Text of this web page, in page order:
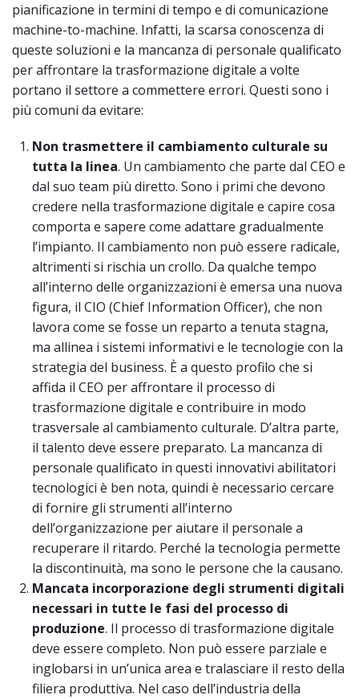
pianificazione in termini di tempo e di comunicazione
machine-to-machine. Infatti, la scarsa conoscenza di
queste soluzioni e la mancanza di personale qualificato
per affrontare la trasformazione digitale a volte
portano il settore a commettere errori. Questi sono i
più comuni da evitare:
Non trasmettere il cambiamento culturale su
tutta la linea. Un cambiamento che parte dal CEO e
dal suo team più diretto. Sono i primi che devono
credere nella trasformazione digitale e capire cosa
comporta e sapere come adattare gradualmente
l’impianto. Il cambiamento non può essere radicale,
altrimenti si rischia un crollo. Da qualche tempo
all’interno delle organizzazioni è emersa una nuova
figura, il CIO (Chief Information Officer), che non
lavora come se fosse un reparto a tenuta stagna,
ma allinea i sistemi informativi e le tecnologie con la
strategia del business. È a questo profilo che si
affida il CEO per affrontare il processo di
trasformazione digitale e contribuire in modo
trasversale al cambiamento culturale. D’altra parte,
il talento deve essere preparato. La mancanza di
personale qualificato in questi innovativi abilitatori
tecnologici è ben nota, quindi è necessario cercare
di fornire gli strumenti all’interno
dell’organizzazione per aiutare il personale a
recuperare il ritardo. Perché la tecnologia permette
la discontinuità, ma sono le persone che la causano.
Mancata incorporazione degli strumenti digitali
necessari in tutte le fasi del processo di
produzione. Il processo di trasformazione digitale
deve essere completo. Non può essere parziale e
inglobarsi in un’unica area e tralasciare il resto della
filiera produttiva. Nel caso dell’industria della